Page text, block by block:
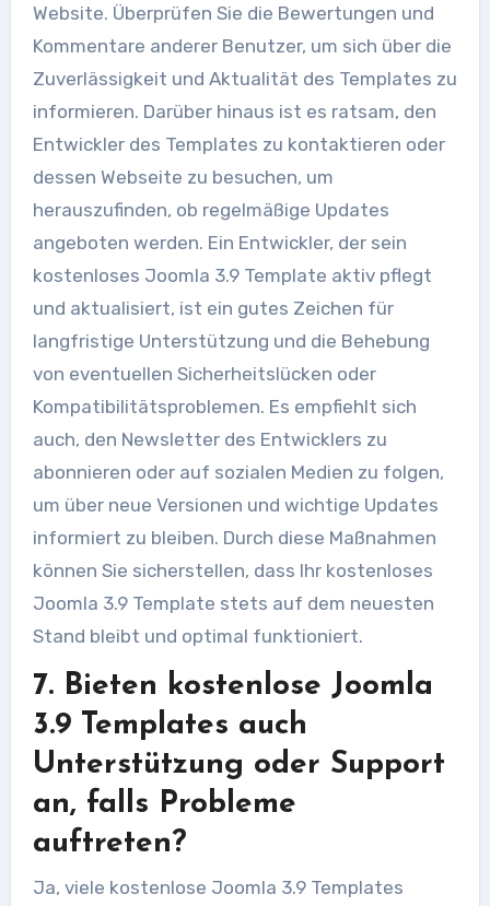
Website. Überprüfen Sie die Bewertungen und
Kommentare anderer Benutzer, um sich über die
Zuverlässigkeit und Aktualität des Templates zu
informieren. Darüber hinaus ist es ratsam, den
Entwickler des Templates zu kontaktieren oder
dessen Webseite zu besuchen, um
herauszufinden, ob regelmäßige Updates
angeboten werden. Ein Entwickler, der sein
kostenloses Joomla 3.9 Template aktiv pflegt
und aktualisiert, ist ein gutes Zeichen für
langfristige Unterstützung und die Behebung
von eventuellen Sicherheitslücken oder
Kompatibilitätsproblemen. Es empfiehlt sich
auch, den Newsletter des Entwicklers zu
abonnieren oder auf sozialen Medien zu folgen,
um über neue Versionen und wichtige Updates
informiert zu bleiben. Durch diese Maßnahmen
können Sie sicherstellen, dass Ihr kostenloses
Joomla 3.9 Template stets auf dem neuesten
Stand bleibt und optimal funktioniert.
7. Bieten kostenlose Joomla
3.9 Templates auch
Unterstützung oder Support
an, falls Probleme
auftreten?
Ja, viele kostenlose Joomla 3.9 Templates